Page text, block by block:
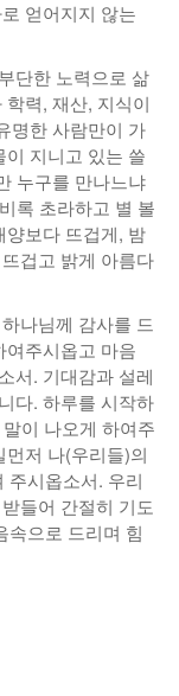
얻어지지 않는
단한 노력으로 삶
력, 재산, 지식이
명한 사람만이 가
지니고 있는 쓸
누구를 만나느냐
록 초라하고 별 볼
양보다 뜨겁게, 밤
겁고 밝게 아름다
나님께 감사를 드
주시옵고 마음
서. 기대감과 설레
다. 하루를 시작하
이 나오게 하여주
저 나(우리들)의
주시옵소서. 우리
들어 간절히 기도
속으로 드리며 힘